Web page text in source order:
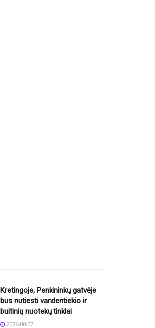
Kretingoje, Penkininkų gatvėje
bus nutiesti vandentiekio ir
buitinių nuotekų tinklai
2026-08-07